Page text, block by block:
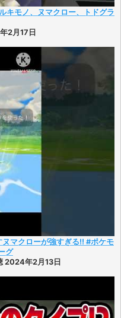
キモノ、ヌマクロー、トドグラ
2月17日
マクローが強すぎる!! #ポケモ
グ
2024年2月13日